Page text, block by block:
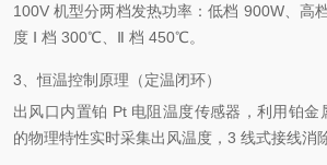
100V 机型分两档发热功率：低档 900W、高
度 Ⅰ 档 300℃、Ⅱ 档 450℃。
3、恒温控制原理（定温闭环）
出风口内置铂 Pt 电阻温度传感器 ，利用铂
的物理特性实时采集出风温度，3 线式接线消